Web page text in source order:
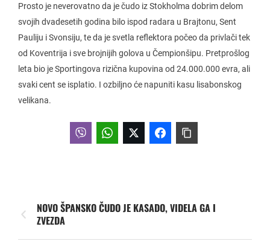
Prosto je neverovatno da je čudo iz Stokholma dobrim delom
svojih dvadesetih godina bilo ispod radara u Brajtonu, Sent
Pauliju i Svonsiju, te da je svetla reflektora počeo da privlači tek
od Koventrija i sve brojnijih golova u Čempionšipu. Pretprošlog
leta bio je Sportingova rizična kupovina od 24.000.000 evra, ali
svaki cent se isplatio. I ozbiljno će napuniti kasu lisabonskog
velikana.
NOVO ŠPANSKO ČUDO JE KASADO, VIDELA GA I
ZVEZDA